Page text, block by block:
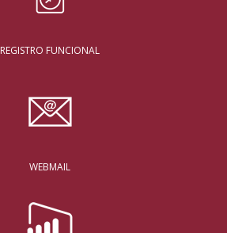
REGISTRO FUNCIONAL
WEBMAIL